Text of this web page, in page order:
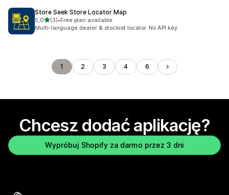
Store Seek Store Locator Map
5,0na 5 gwiazdek
(3)
Łączna liczba recenzji: 3
•Free plan available
Multi-language dealer & stockist locator. No API key.
1 2 3 4 6
Chcesz dodać aplikację?
Wypróbuj Shopify za darmo przez 3 dni